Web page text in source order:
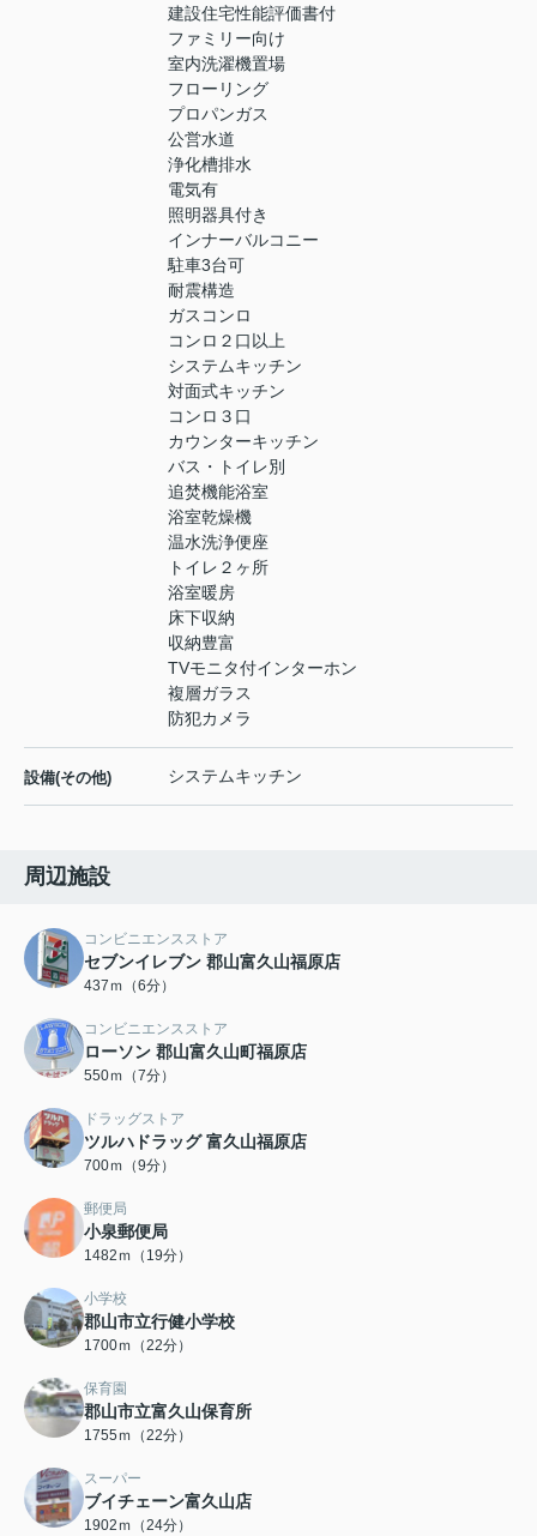
建設住宅性能評価書付
ファミリー向け
室内洗濯機置場
フローリング
プロパンガス
公営水道
浄化槽排水
電気有
照明器具付き
インナーバルコニー
駐車3台可
耐震構造
ガスコンロ
コンロ２口以上
システムキッチン
対面式キッチン
コンロ３口
カウンターキッチン
バス・トイレ別
追焚機能浴室
浴室乾燥機
温水洗浄便座
トイレ２ヶ所
浴室暖房
床下収納
収納豊富
TVモニタ付インターホン
複層ガラス
防犯カメラ
設備(その他) システムキッチン
周辺施設
コンビニエンスストア
セブンイレブン 郡山富久山福原店
437ｍ（6分）
コンビニエンスストア
ローソン 郡山富久山町福原店
550ｍ（7分）
ドラッグストア
ツルハドラッグ 富久山福原店
700ｍ（9分）
郵便局
小泉郵便局
1482ｍ（19分）
小学校
郡山市立行健小学校
1700ｍ（22分）
保育園
郡山市立富久山保育所
1755ｍ（22分）
スーパー
ブイチェーン富久山店
1902ｍ（24分）